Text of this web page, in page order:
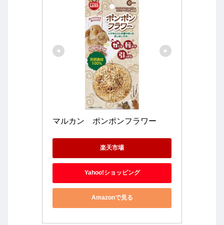
マルカン　ポンポンフラワー
楽天市場
Yahoo!ショッピング
Amazonで見る